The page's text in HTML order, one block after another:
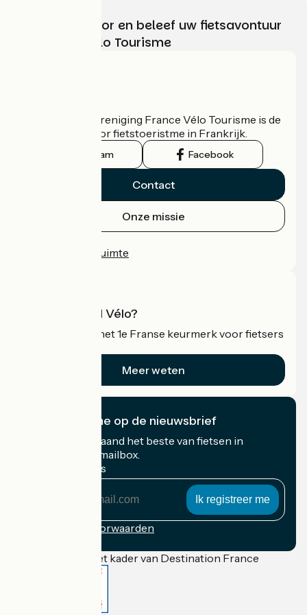
Kies, bereid voor en beleef uw fietsavontuur
met France Vélo Tourisme
De nationale vereniging France Vélo Tourisme is de
officiële gids voor fietstoeristme in Frankrijk.
Instagram Facebook
Contact
Onze missie
Professionele ruimte
Wat is Accueil Vélo?
Accueil Vélo is het 1e Franse keurmerk voor fietsers
Meer weten
Ik abonneer me op de nieuwsbrief
Ontvang elke maand het beste van fietsen in
Frankrijk in uw mailbox.
Mijn e-mailadres
Inschrijvingsvoorwaarden
Gefinancierd in het kader van Destination France